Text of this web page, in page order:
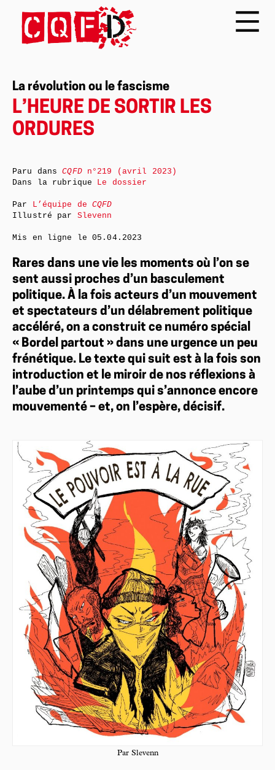
La révolution ou le fascisme
L’HEURE DE SORTIR LES
ORDURES
Rares dans une vie les moments où l’on se
sent aussi proches d’un basculement
politique. À la fois acteurs d’un mouvement
et spectateurs d’un délabrement politique
accéléré, on a construit ce numéro spécial
« Bordel partout » dans une urgence un peu
frénétique. Le texte qui suit est à la fois son
introduction et le miroir de nos réflexions à
l’aube d’un printemps qui s’annonce encore
mouvementé – et, on l’espère, décisif.
Par Slevenn
Paru dansCQFDn°219 (avril 2023)
Dans la rubrique Le dossier
Par L’équipe deCQFD
Illustré par Slevenn
Mis en ligne le05.04.2023